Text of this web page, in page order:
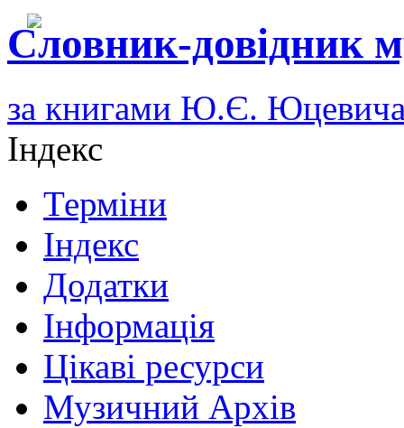
Словник-довідник
за книгами Ю.Є.
Індекс
Терміни
Індекс
Додатки
Інформація
Цікаві ресурси
Музичний Архів